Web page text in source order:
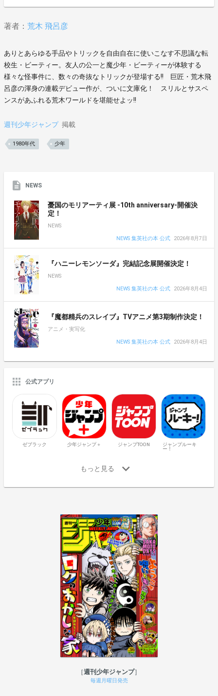
著者： 荒木 飛呂彦
ありとあらゆる手品やトリックを自由自在に使いこなす不思議な転
校生・ビーティー。友人の公一と魔少年・ビーティーが体験する
様々な怪事件に、数々の奇抜なトリックが登場する!! 巨匠・荒木飛
呂彦の渾身の連載デビュー作が、ついに文庫化！ スリルとサスペ
ンスがあふれる荒木ワールドを堪能せよッ!!
週刊少年ジャンプ 掲載
1980年代 少年
NEWS
憂国のモリアーティ展 -10th anniversary-開催決
定！
NEWS
NEWS 集英社の本 公式
2026年8月7日
『ハニーレモンソーダ』完結記念展開催決定！
NEWS
NEWS 集英社の本 公式
2026年8月4日
『魔都精兵のスレイブ』TVアニメ第3期制作決定！
アニメ・実写化
NEWS 集英社の本 公式
2026年8月4日
公式アプリ
ゼブラック 少年ジャンプ＋ ジャンプTOON
ジャンプルーキ
ー！
週刊少年ジャンプ
毎週月曜日発売